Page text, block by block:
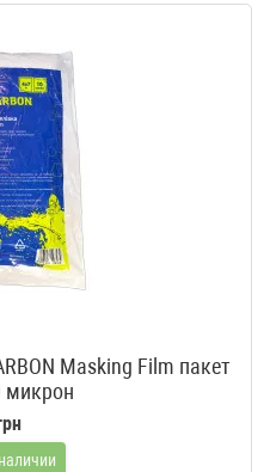
Masking Film пакет
микрон